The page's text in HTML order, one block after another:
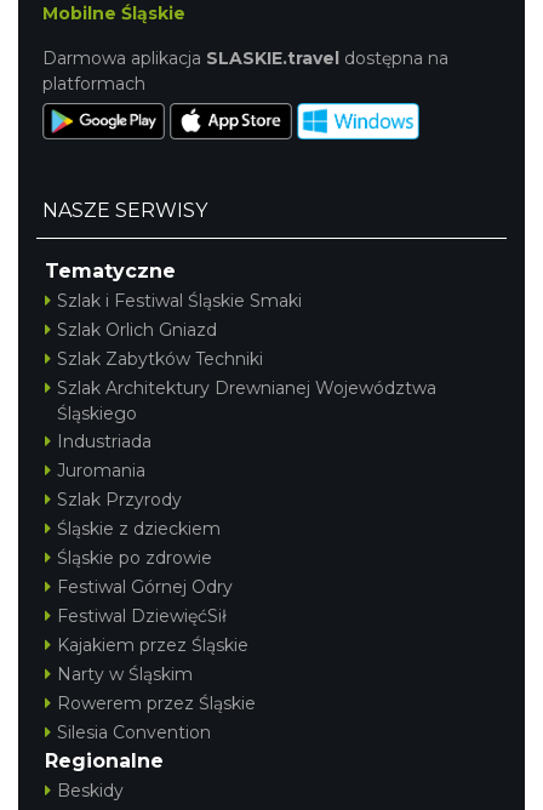
Mobilne Śląskie
Darmowa aplikacja SLASKIE.travel dostępna na
platformach
NASZE SERWISY
Tematyczne
Szlak i Festiwal Śląskie Smaki
Szlak Orlich Gniazd
Szlak Zabytków Techniki
Szlak Architektury Drewnianej Województwa
Śląskiego
Industriada
Juromania
Szlak Przyrody
Śląskie z dzieckiem
Śląskie po zdrowie
Festiwal Górnej Odry
Festiwal DziewięćSił
Kajakiem przez Śląskie
Narty w Śląskim
Rowerem przez Śląskie
Silesia Convention
Regionalne
Beskidy